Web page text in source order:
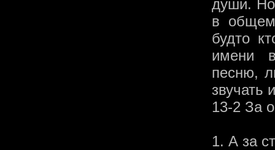
души. Но
в общем
будто
имени
песню,
звучать
13-2 За
1. А за